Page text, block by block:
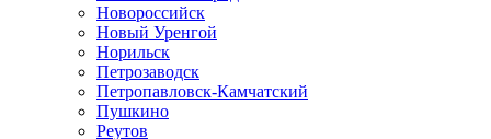
Новороссийск
Новый Уренгой
Норильск
Петрозаводск
Петропавловск-Камчатский
Пушкино
Реутов